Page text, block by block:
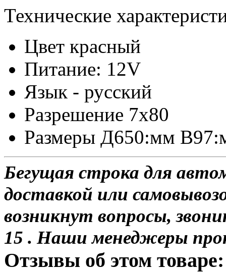
Технические
Цвет красный
Питание: 12V
Язык - русский
Разрешение 7x80
Размеры Д650:мм
Бегущая строка для
доставкой или
возникнут вопросы,
15 . Наши менеджеры
Отзывы об этом товаре: